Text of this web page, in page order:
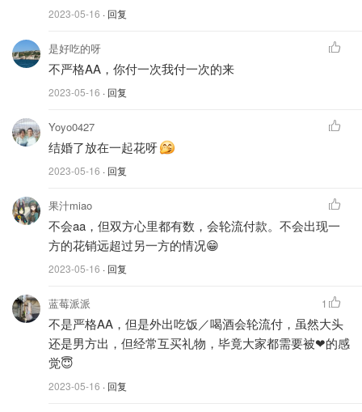
2023-05-16 · 回复
是好吃的呀
不严格AA，你付一次我付一次的来
2023-05-16 · 回复
Yoyo0427
结婚了放在一起花呀
2023-05-16 · 回复
果汁miao
不会aa，但双方心里都有数，会轮流付款。不会出现一
方的花销远超过另一方的情况😁
2023-05-16 · 回复
蓝莓派派
不是严格AA，但是外出吃饭／喝酒会轮流付，虽然大头
还是男方出，但经常互买礼物，毕竟大家都需要被❤的感
觉😇
2023-05-16 · 回复
1